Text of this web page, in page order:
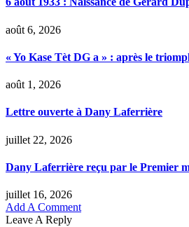
août 6, 2026
« Yo Kase Tèt DG a » : après le
août 1, 2026
Lettre ouverte à Dany Laferrière
juillet 22, 2026
Dany Laferrière reçu par le Premier
juillet 16, 2026
Add A Comment
Leave A Reply